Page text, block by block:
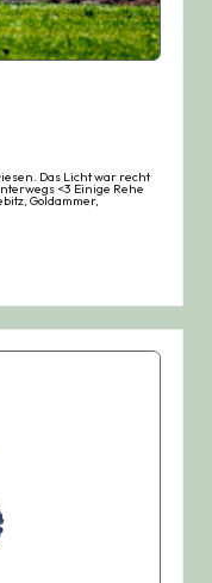
Das Licht war recht
<3 Einige Rehe
Goldammer,